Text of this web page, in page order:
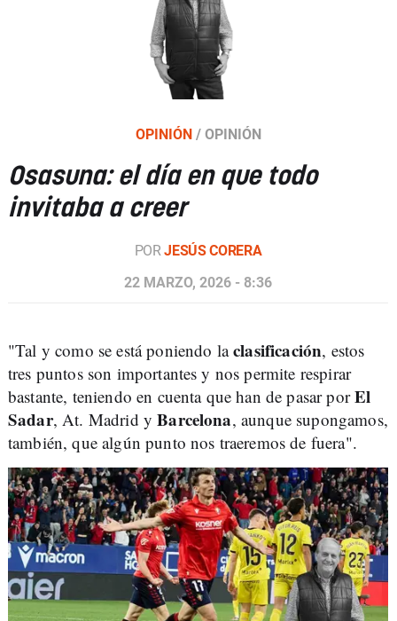
OPINIÓN / OPINIÓN
Osasuna: el día en que todo
invitaba a creer
PORJESÚS CORERA
22 MARZO, 2026 - 8:36
"Tal y como se está poniendo laclasificación, estos
tres puntos son importantes y nos permite respirar
bastante, teniendo en cuenta que han de pasar porEl
Sadar, At. Madrid yBarcelona, aunque supongamos,
también, que algún punto nos traeremos de fuera".